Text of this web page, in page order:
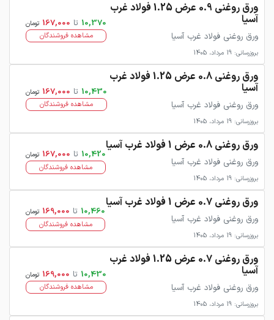
ورق روغنی 0.9 عرض 1.25 فولاد غرب
آسیا
ورق روغنی فولاد غرب آسیا
بروزرسانی: 19 مرداد، 1405
10,370 تا 167,000 تومان
مشاهده فروشندگان
ورق روغنی 0.8 عرض 1.25 فولاد غرب
آسیا
ورق روغنی فولاد غرب آسیا
بروزرسانی: 19 مرداد، 1405
10,430 تا 167,000 تومان
مشاهده فروشندگان
ورق روغنی 0.8 عرض 1 فولاد غرب آسیا
ورق روغنی فولاد غرب آسیا
بروزرسانی: 19 مرداد، 1405
10,420 تا 167,000 تومان
مشاهده فروشندگان
ورق روغنی 0.7 عرض 1 فولاد غرب آسیا
ورق روغنی فولاد غرب آسیا
بروزرسانی: 19 مرداد، 1405
10,460 تا 169,000 تومان
مشاهده فروشندگان
ورق روغنی 0.7 عرض 1.25 فولاد غرب
آسیا
ورق روغنی فولاد غرب آسیا
بروزرسانی: 19 مرداد، 1405
10,430 تا 169,000 تومان
مشاهده فروشندگان